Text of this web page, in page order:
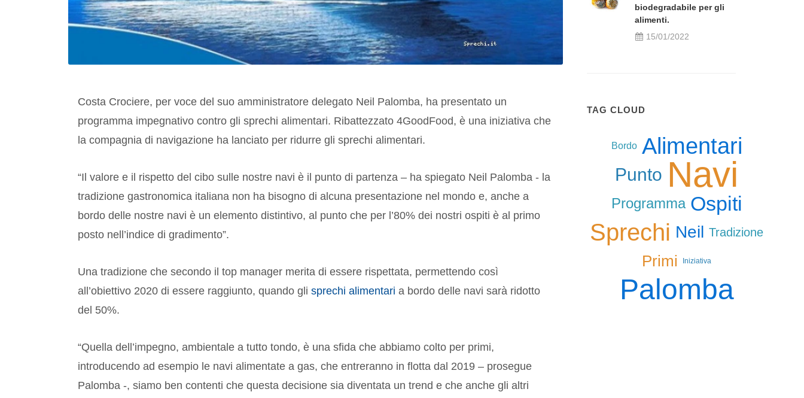
Costa Crociere, per voce del suo amministratore delegato Neil Palomba, ha presentato un
programma impegnativo contro gli sprechi alimentari. Ribattezzato 4GoodFood, è una iniziativa che
la compagnia di navigazione ha lanciato per ridurre gli sprechi alimentari.
“Il valore e il rispetto del cibo sulle nostre navi è il punto di partenza – ha spiegato Neil Palomba - la
tradizione gastronomica italiana non ha bisogno di alcuna presentazione nel mondo e, anche a
bordo delle nostre navi è un elemento distintivo, al punto che per l’80% dei nostri ospiti è al primo
posto nell’indice di gradimento”.
Una tradizione che secondo il top manager merita di essere rispettata, permettendo così
all’obiettivo 2020 di essere raggiunto, quando gli sprechi alimentari a bordo delle navi sarà ridotto
del 50%.
“Quella dell’impegno, ambientale a tutto tondo, è una sfida che abbiamo colto per primi,
introducendo ad esempio le navi alimentate a gas, che entreranno in flotta dal 2019 – prosegue
Palomba -, siamo ben contenti che questa decisione sia diventata un trend e che anche gli altri
biodegradabile per gli
alimenti.
15/01/2022
TAG CLOUD
Bordo Alimentari
Punto Navi
Programma Ospiti
Sprechi Neil Tradizione
Primi Iniziativa
Palomba